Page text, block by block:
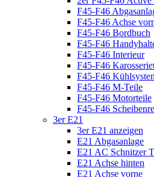
F45-F46
F45-F46 Achse
F45-F46 Bordbuch
F45-F46
F45-F46 Interieur
F45-F46
F45-F46
F45-F46 M-Teile
F45-F46 Motorteile
F45-F46
3er E21
3er E21 anzeigen
E21 Abgasanlage
E21 AC Schnitzer
E21 Achse hinten
E21 Achse vorne